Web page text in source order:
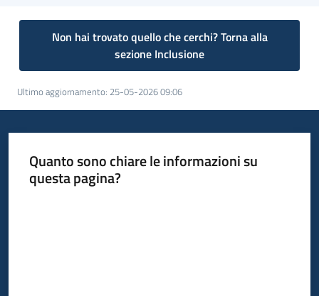
Non hai trovato quello che cerchi? Torna alla
sezione Inclusione
Ultimo aggiornamento: 25-05-2026 09:06
Quanto sono chiare le informazioni su
questa pagina?